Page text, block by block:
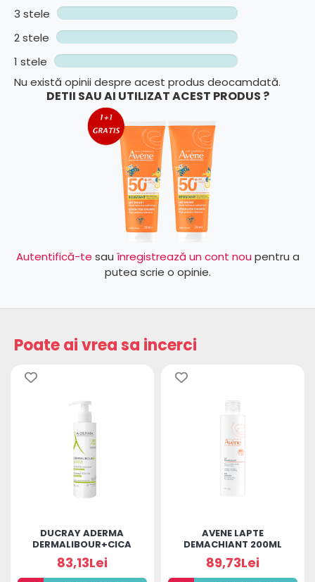
3 stele
2 stele
1 stele
Nu există opinii despre acest produs deocamdată.
DETII SAU AI UTILIZAT ACEST PRODUS ?
Autentifică-te sau înregistrează un cont nou pentru a
putea scrie o opinie.
Poate ai vrea sa incerci
DUCRAY ADERMA
DERMALIBOUR+CICA
GEL SPUMANT 200ML
83,13Lei
AVENE LAPTE
DEMACHIANT 200ML
89,73Lei